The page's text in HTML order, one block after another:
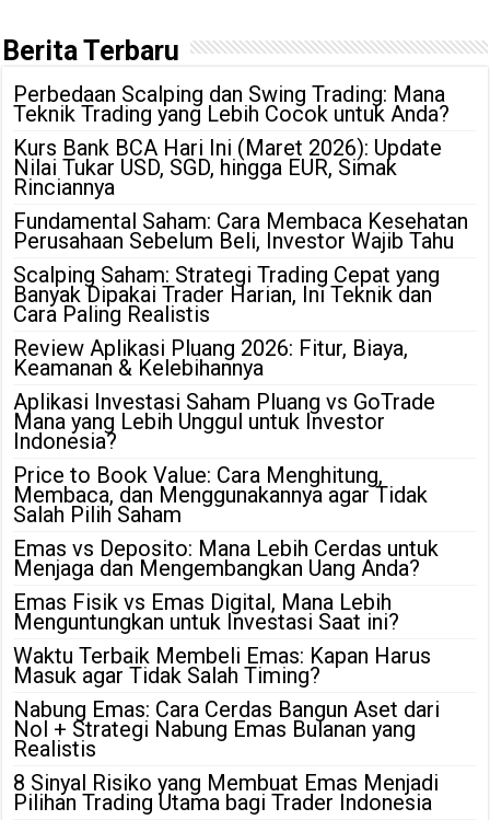
Berita Terbaru
Perbedaan Scalping dan Swing Trading: Mana
Teknik Trading yang Lebih Cocok untuk Anda?
Kurs Bank BCA Hari Ini (Maret 2026): Update
Nilai Tukar USD, SGD, hingga EUR, Simak
Rinciannya
Fundamental Saham: Cara Membaca Kesehatan
Perusahaan Sebelum Beli, Investor Wajib Tahu
Scalping Saham: Strategi Trading Cepat yang
Banyak Dipakai Trader Harian, Ini Teknik dan
Cara Paling Realistis
Review Aplikasi Pluang 2026: Fitur, Biaya,
Keamanan & Kelebihannya
Aplikasi Investasi Saham Pluang vs GoTrade
Mana yang Lebih Unggul untuk Investor
Indonesia?
Price to Book Value: Cara Menghitung,
Membaca, dan Menggunakannya agar Tidak
Salah Pilih Saham
Emas vs Deposito: Mana Lebih Cerdas untuk
Menjaga dan Mengembangkan Uang Anda?
Emas Fisik vs Emas Digital, Mana Lebih
Menguntungkan untuk Investasi Saat ini?
Waktu Terbaik Membeli Emas: Kapan Harus
Masuk agar Tidak Salah Timing?
Nabung Emas: Cara Cerdas Bangun Aset dari
Nol + Strategi Nabung Emas Bulanan yang
Realistis
8 Sinyal Risiko yang Membuat Emas Menjadi
Pilihan Trading Utama bagi Trader Indonesia